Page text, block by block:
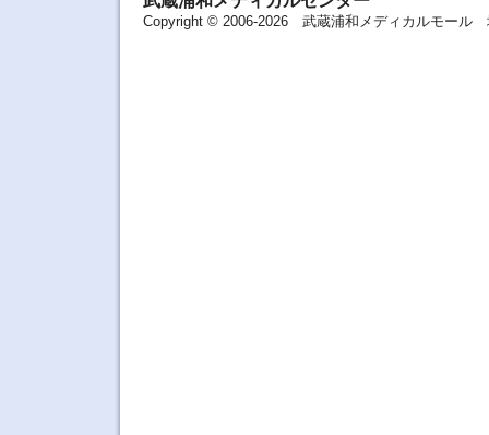
Copyright © 2006-2026 武蔵浦和メディカルモール